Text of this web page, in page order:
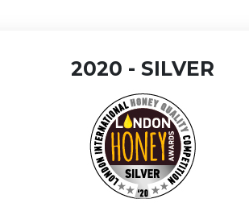
2020 - SILVER